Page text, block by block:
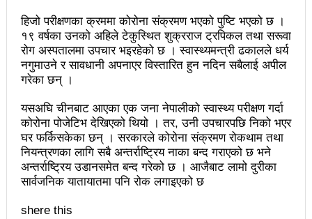
कविता – अपजश
पुरस्कार वितरणबिनै काउन्सिलले सम्पन्न गर्‍यो वार्षिकोत्सव
हितेन्द्रदेव शाक्यलाई पद छाड्नुपर्ने नैतिक दबाबः समय बुझेर
बाटो खुलाउन मन्त्री घिसिङको म्यासेज
खतिवडाको नयाँ गीत जमाना आजकाल
सहनशीलताको ब्रेक
हिजो परीक्षणका क्रममा कोरोना संक्रमण भएको पुष्टि भएको छ ।
१९ वर्षका उनको अहिले टेकुस्थित शुक्रराज ट्रपिकल तथा सरूवा
रोग अस्पतालमा उपचार भइरहेको छ । स्वास्थ्यमन्त्री ढकालले धर्य
नगुमाउने र सावधानी अपनाएर विस्तारित हुन नदिन सबैलाई अपील
गरेका छन् ।
यसअघि चीनबाट आएका एक जना नेपालीको स्वास्थ्य परीक्षण गर्दा
कोरोना पोजेटिभ देखिएको थियो । तर, उनी उपचारपछि निको भएर
घर फर्किसकेका छन् । सरकारले कोरोना संक्रमण रोकथाम तथा
नियन्त्रणका लागि सबै अन्तर्राष्ट्रिय नाका बन्द गराएको छ भने
अन्तर्राष्ट्रिय उडानसमेत बन्द गरेको छ । आजैबाट लामो दुरीका
सार्वजनिक यातायातमा पनि रोक लगाइएको छ
shere this